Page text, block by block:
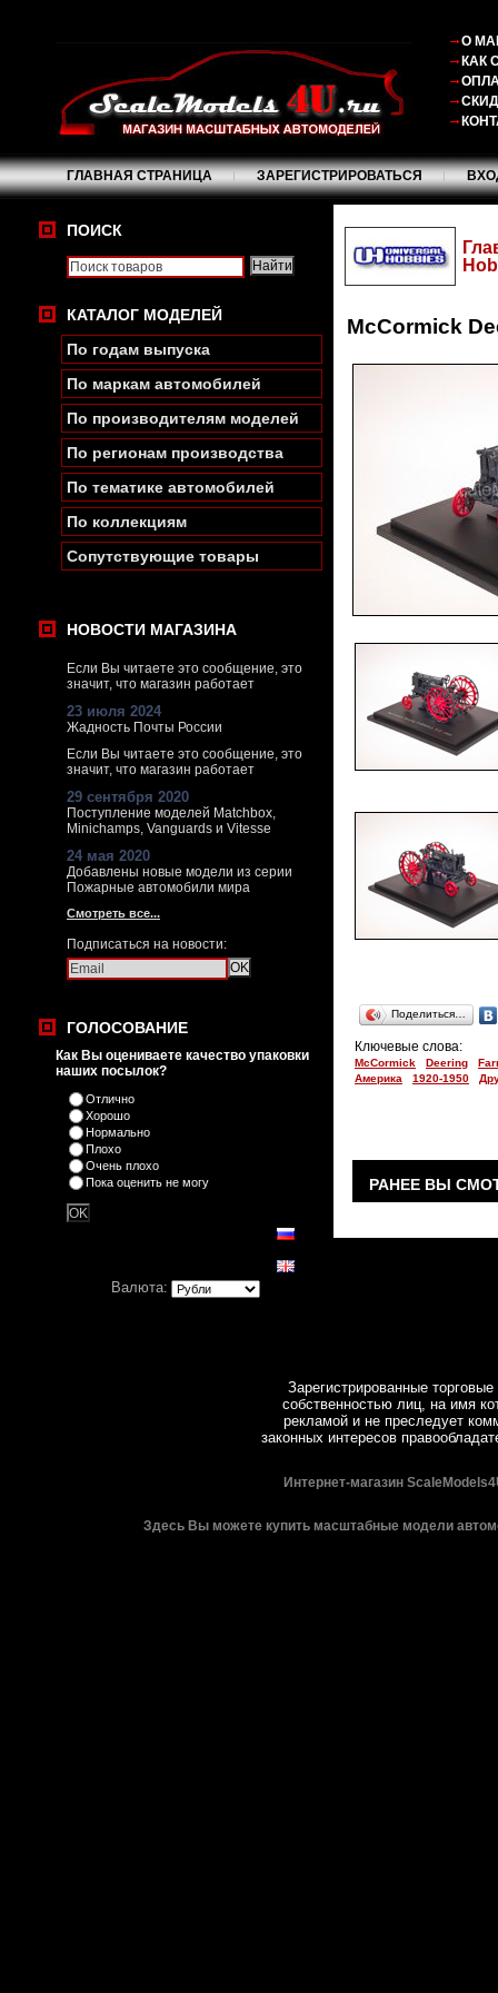
О
КАК
ГЛАВНАЯ СТРАНИЦА ЗАРЕГИСТРИРОВАТЬСЯ
ПОИСК
КАТАЛОГ МОДЕЛЕЙ
По годам выпуска
По маркам автомобилей
По производителям моделей
По регионам производства
По тематике автомобилей
По коллекциям
Сопутствующие товары
НОВОСТИ МАГАЗИНА
Если Вы читаете это сообщение, это
значит, что магазин работает
23 июля 2024
Жадность Почты России
Если Вы читаете это сообщение, это
значит, что магазин работает
29 сентября 2020
Поступление моделей Matchbox,
Minichamps, Vanguards и Vitesse
24 мая 2020
Добавлены новые модели из серии
Пожарные автомобили мира
Смотреть все...
Подписаться на новости:
ГОЛОСОВАНИЕ
Как Вы оцениваете качество упаковки
наших посылок?
Отлично
Хорошо
Нормально
Плохо
Очень плохо
Пока оценить не могу
Валюта:
McCormick
Поделиться…
Ключевые слова:
McCormick Deering
Америка
1920-1950
РАНЕЕ ВЫ
Зарегистрированные
собственностью лиц, на имя
рекламой и не преследует
законных интересов
Интернет-магазин
Здесь Вы можете купить масштабные модели